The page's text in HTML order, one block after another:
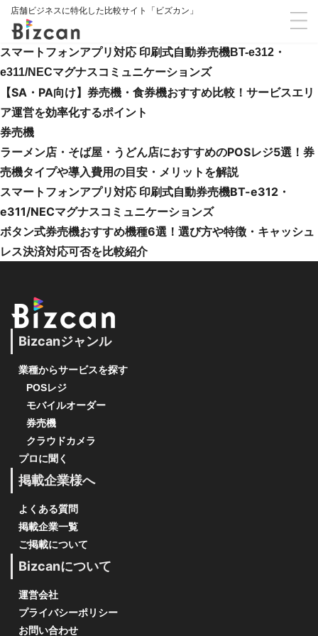
店舗ビジネスに特化した比較サイト「ビズカン」
スマートフォンアプリ対応 印刷式自動券売機BT-e312・
e311/NECマグナスコミュニケーションズ
【SA・PA向け】券売機・食券機おすすめ比較！サービスエリ
ア運営を効率化するポイント
券売機
ラーメン店・そば屋・うどん店におすすめのPOSレジ5選！券
売機タイプや導入費用の目安・メリットを解説
スマートフォンアプリ対応 印刷式自動券売機BT-e312・
e311/NECマグナスコミュニケーションズ
ボタン式券売機おすすめ機種6選！選び方や特徴・キャッシュ
レス決済対応可否を比較紹介
Bizcanジャンル
業種からサービスを探す
POSレジ
モバイルオーダー
券売機
クラウドカメラ
プロに聞く
掲載企業様へ
よくある質問
掲載企業一覧
ご掲載について
Bizcanについて
運営会社
プライバシーポリシー
お問い合わせ